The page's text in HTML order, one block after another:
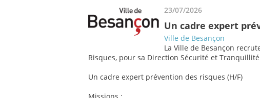
23/07/2026
Un cadre expert
Ville de Besançon
La Ville de Besançon
Risques, pour sa Direction Sécurité et
Un cadre expert prévention des risques (H/F)